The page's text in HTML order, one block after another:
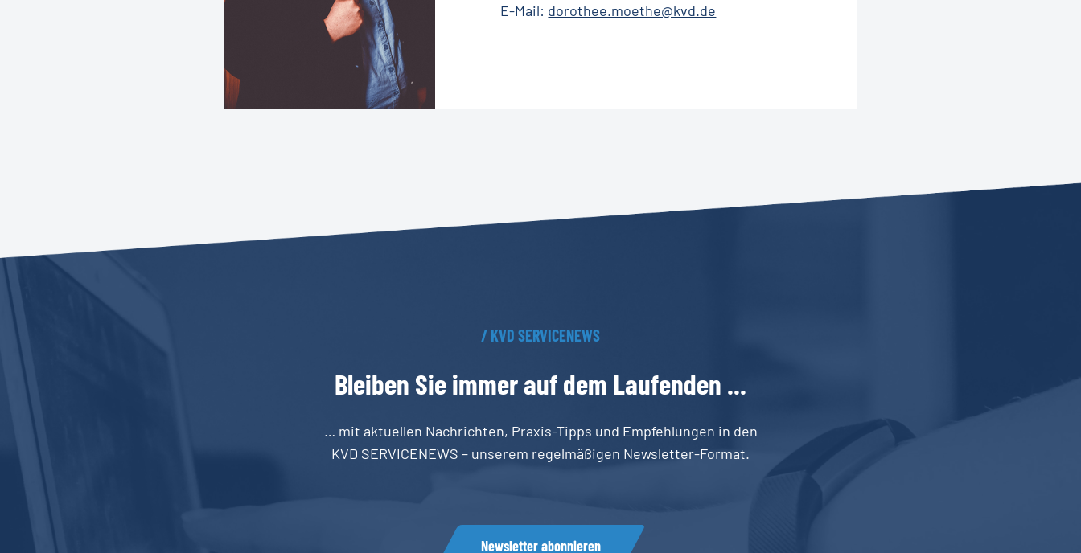
E-Mail: dorothee.moethe@kvd.de
/ KVD SERVICENEWS
Bleiben Sieimmeraufdem Laufenden ...
… mit aktuellen Nachrichten, Praxis-Tipps und Empfehlungen in den
KVD SERVICENEWS – unserem regelmäßigen Newsletter-Format.
Newsletter abonnieren